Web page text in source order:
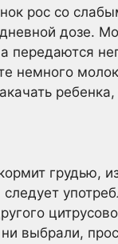
рос со
дозе.
передаются
немного
грудью,
выбрали,